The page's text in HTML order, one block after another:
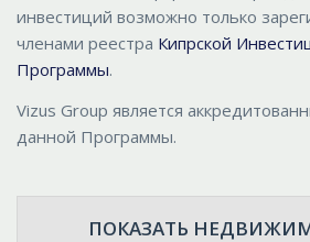
инвестиций возможно только
членами реестра Кипрской
Программы.
Vizus Group является
данной Программы.
ПОКАЗАТЬ